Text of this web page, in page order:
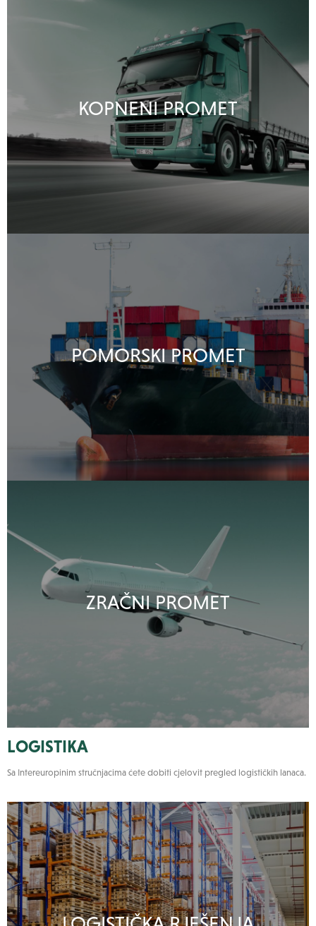
KOPNENI PROMET
POMORSKI PROMET
ZRAČNI PROMET
LOGISTIKA
Sa Intereuropinim stručnjacima ćete dobiti cjelovit pregled logističkih lanaca.